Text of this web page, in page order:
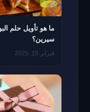
ما هو تأويل حلم
سيرين؟
فبراير 15, 2025